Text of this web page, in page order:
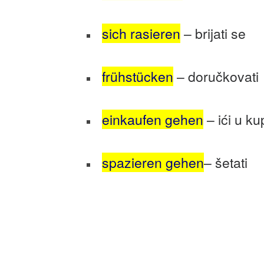
sich rasieren – brijati se
frühstücken – doručkovati
einkaufen gehen – ići u
spazieren gehen– šetati